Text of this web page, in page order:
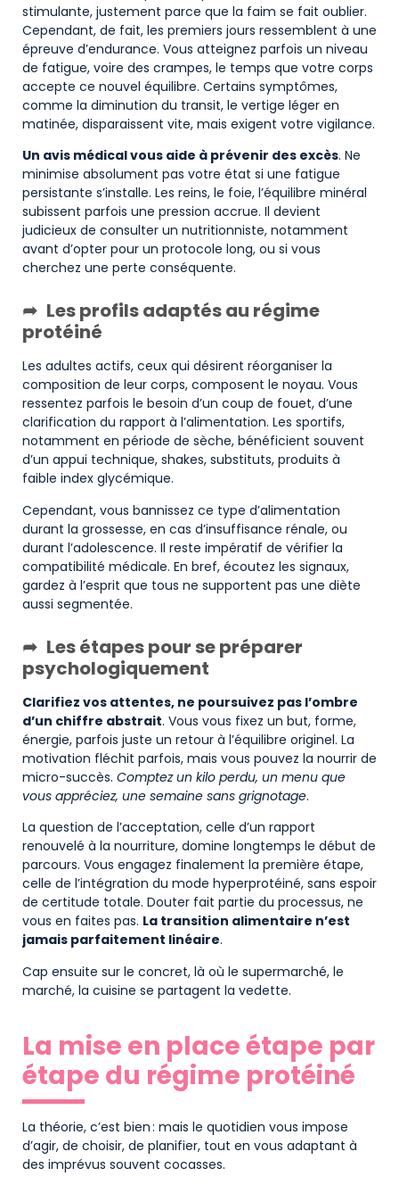
stimulante, justement parce que la faim se fait oublier.
Cependant, de fait, les premiers jours ressemblent à une
épreuve d’endurance. Vous atteignez parfois un niveau
de fatigue, voire des crampes, le temps que votre corps
accepte ce nouvel équilibre. Certains symptômes,
comme la diminution du transit, le vertige léger en
matinée, disparaissent vite, mais exigent votre vigilance.
Un avis médical vous aide à prévenir des excès. Ne
minimise absolument pas votre état si une fatigue
persistante s’installe. Les reins, le foie, l’équilibre minéral
subissent parfois une pression accrue. Il devient
judicieux de consulter un nutritionniste, notamment
avant d’opter pour un protocole long, ou si vous
cherchez une perte conséquente.
Les profils adaptés au régime
protéiné
Les adultes actifs, ceux qui désirent réorganiser la
composition de leur corps, composent le noyau. Vous
ressentez parfois le besoin d’un coup de fouet, d’une
clarification du rapport à l’alimentation. Les sportifs,
notamment en période de sèche, bénéficient souvent
d’un appui technique, shakes, substituts, produits à
faible index glycémique.
Cependant, vous bannissez ce type d’alimentation
durant la grossesse, en cas d’insuffisance rénale, ou
durant l’adolescence. Il reste impératif de vérifier la
compatibilité médicale. En bref, écoutez les signaux,
gardez à l’esprit que tous ne supportent pas une diète
aussi segmentée.
Les étapes pour se préparer
psychologiquement
Clarifiez vos attentes, ne poursuivez pas l’ombre
d’un chiffre abstrait. Vous vous fixez un but, forme,
énergie, parfois juste un retour à l’équilibre originel. La
motivation fléchit parfois, mais vous pouvez la nourrir de
micro-succès. Comptez un kilo perdu, un menu que
vous appréciez, une semaine sans grignotage.
La question de l’acceptation, celle d’un rapport
renouvelé à la nourriture, domine longtemps le début de
parcours. Vous engagez finalement la première étape,
celle de l’intégration du mode hyperprotéiné, sans espoir
de certitude totale. Douter fait partie du processus, ne
vous en faites pas. La transition alimentaire n’est
jamais parfaitement linéaire.
Cap ensuite sur le concret, là où le supermarché, le
marché, la cuisine se partagent la vedette.
La mise en place étape par
étape du régime protéiné
La théorie, c’est bien : mais le quotidien vous impose
d’agir, de choisir, de planifier, tout en vous adaptant à
des imprévus souvent cocasses.